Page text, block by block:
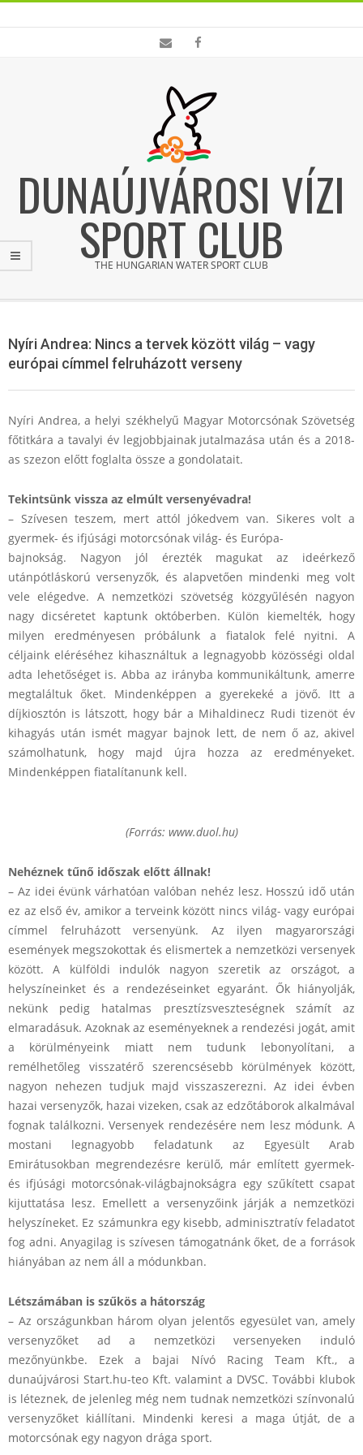
DUNAÚJVÁROSI VÍZI
SPORT CLUB
THE HUNGARIAN WATER SPORT CLUB
Menu
Nyíri Andrea: Nincs a tervek között világ – vagy
európai címmel felruházott verseny
N
y
í
r
i
A
n
d
r
e
a
:
N
i
t
e
r
v
e
k
k
ö
z
ö
t
t
v
i
á
g
–
v
a
g
Nyíri Andrea, a helyi székhelyű Magyar Motorcsónak Szövetség
főtitkára a tavalyi év legjobbjainak jutalmazása után és a 2018-
as szezon előtt foglalta össze a gondolatait.
Tekintsünk vissza az elmúlt versenyévadra!
– Szívesen teszem, mert attól jókedvem van. Sikeres volt a
gyermek- és ifjúsági motorcsónak világ- és Európa-
bajnokság. Nagyon jól érezték magukat az ideérkező
utánpótláskorú versenyzők, és alapvetően mindenki meg volt
vele elégedve. A nemzetközi szövetség közgyűlésén nagyon
nagy dicséretet kaptunk októberben. Külön kiemelték, hogy
milyen eredményesen próbálunk a fiatalok felé nyitni. A
céljaink eléréséhez kihasználtuk a legnagyobb közösségi oldal
adta lehetőséget is. Abba az irányba kommunikáltunk, amerre
megtaláltuk őket. Mindenképpen a gyerekeké a jövő. Itt a
díjkiosztón is látszott, hogy bár a Mihaldinecz Rudi tizenöt év
kihagyás után ismét magyar bajnok lett, de nem ő az, akivel
számolhatunk, hogy majd újra hozza az eredményeket.
Mindenképpen fiatalítanunk kell.
(Forrás: www.duol.hu)
Nehéznek tűnő időszak előtt állnak!
– Az idei évünk várhatóan valóban nehéz lesz. Hosszú idő után
ez az első év, amikor a terveink között nincs világ- vagy európai
címmel felruházott versenyünk. Az ilyen magyarországi
események megszokottak és elismertek a nemzetközi versenyek
között. A külföldi indulók nagyon szeretik az országot, a
helyszíneinket és a rendezéseinket egyaránt. Ők hiányolják,
nekünk pedig hatalmas presz­tízs­veszteségnek számít az
elmaradásuk. Azoknak az eseményeknek a rendezési jogát, amit
a körülményeink miatt nem tudunk lebonyolítani, a
remélhetőleg visszatérő szerencsésebb körülmények között,
nagyon nehezen tudjuk majd visszaszerezni. Az idei évben
hazai versenyzők, hazai vizeken, csak az edzőtáborok alkalmával
fognak találkozni. Versenyek rendezésére nem lesz módunk. A
mostani legnagyobb feladatunk az Egyesült Arab
Emirátusokban megrendezésre kerülő, már említett gyermek-
és ifjúsági motorcsónak-világbajnokságra egy szűkített csapat
kijuttatása lesz. Emellett a versenyzőink járják a nemzetközi
helyszíneket. Ez számunkra egy kisebb, adminisztratív feladatot
fog adni. Anyagilag is szívesen támogatnánk őket, de a források
hiányában az nem áll a módunkban.
Létszámában is szűkös a hátország
– Az országunkban három olyan jelentős egyesület van, amely
versenyzőket ad a nemzetközi versenyeken induló
mezőnyünkbe. Ezek a bajai Nívó Racing Team Kft., a
dunaújvárosi Start.hu-teo Kft. valamint a DVSC. További klubok
is léteznek, de jelenleg még nem tudnak nemzetközi színvonalú
versenyzőket kiállítani. Mindenki keresi a maga útját, de a
motorcsónak egy nagyon drága sport.